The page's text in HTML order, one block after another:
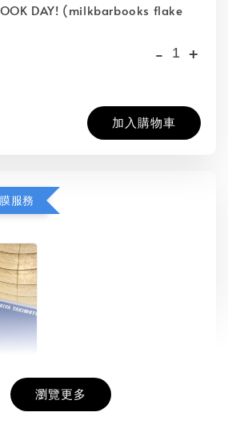
DAY! (milkbarbooks flake
- +
加入購物車
服務
瀏覽更多